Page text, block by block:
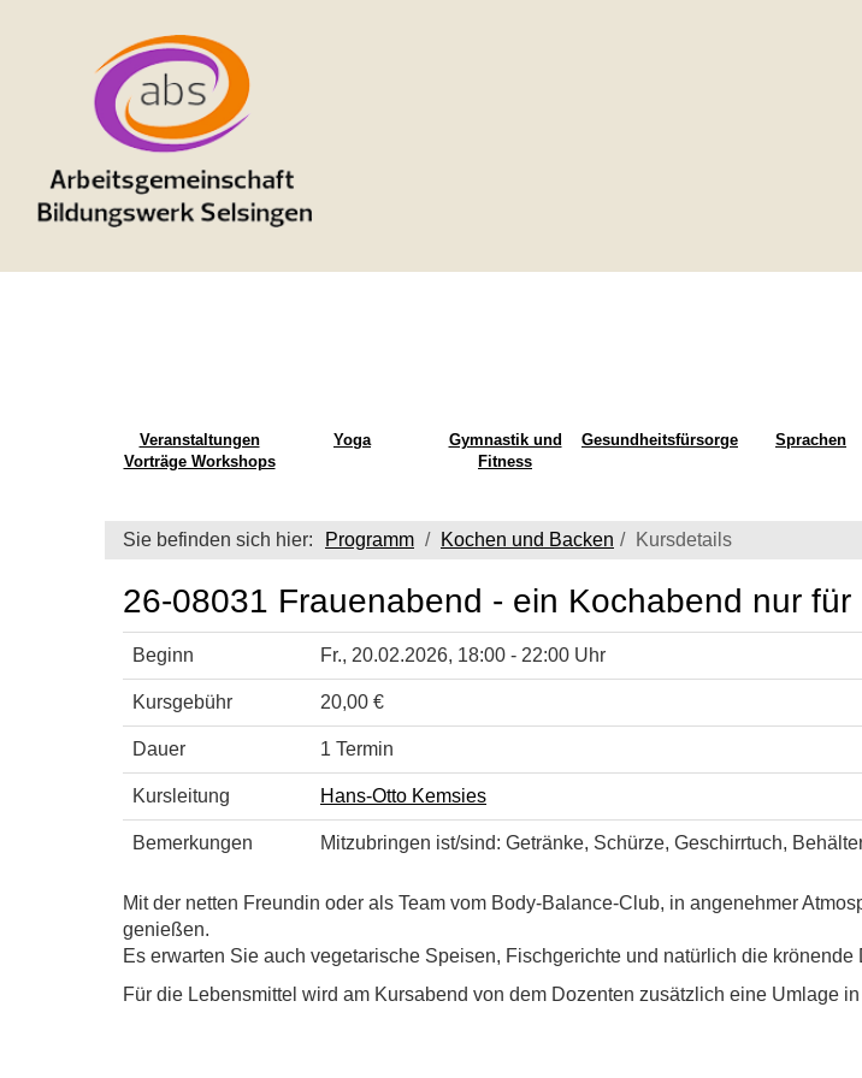
Veranstaltungen
Vorträge Workshops
Yoga
Gymnastik und
Fitness
Gesundheitsfürsorge Sprachen
Sie befinden sich hier: Programm Kochen und Backen Kursdetails
26-08031 Frauenabend - ein Kochabend nur für
Beginn Fr., 20.02.2026, 18:00 - 22:00 Uhr
Kursgebühr 20,00 €
Dauer 1 Termin
Kursleitung Hans-Otto Kemsies
Bemerkungen Mitzubringen ist/sind: Getränke, Schürze, Geschirrtuch,
Mit der netten Freundin oder als Team vom Body-Balance-Club, in angenehmer
genießen.
Es erwarten Sie auch vegetarische Speisen, Fischgerichte und natürlich die krönende
Für die Lebensmittel wird am Kursabend von dem Dozenten zusätzlich eine Umlage